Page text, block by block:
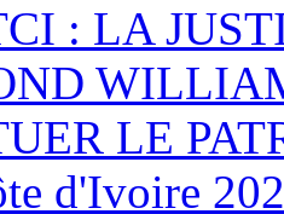
: LA
LE
d'Ivoire